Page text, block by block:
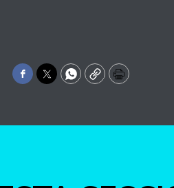
Facebook
TwitterWhatsApp
CopyPrint